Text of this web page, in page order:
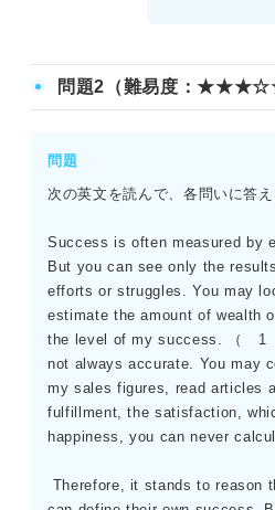
(3)第三段落の2文目に「言語の
ある」と明記されている。これは
であると本文で否定されている方
問題2（難易度：
問題
次の英文を読んで、各問いに答え
Success is often measured by
But you can see only the
efforts or struggles. You may
estimate the amount of wealth
the level of my success. （ 1
not always accurate. You may
my sales figures, read articles
fulfillment, the satisfaction,
happiness, you can never
Therefore, it stands to reason